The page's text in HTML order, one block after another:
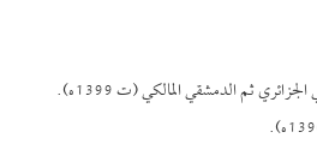
ثم الدمشقي المالكي (ت 1399ه).